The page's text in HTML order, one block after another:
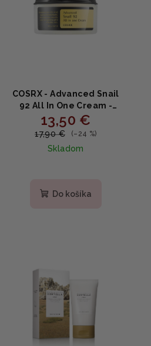
COSRX - Advanced Snail
92 All In One Cream -
Regeneračný krém s
92 % slimačieho mucínu
13,50 €
17,90 € (–24 %)
Skladom
produktu
Do košíka